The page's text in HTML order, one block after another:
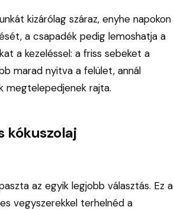
kizárólag száraz, enyhe napokon
a csapadék pedig lemoshatja a
a kezeléssel: a friss sebeket a
marad nyitva a felület, annál
megtelepedjenek rajta.
kókuszolaj
az egyik legjobb választás. Ez a
vegyszerekkel terhelnéd a